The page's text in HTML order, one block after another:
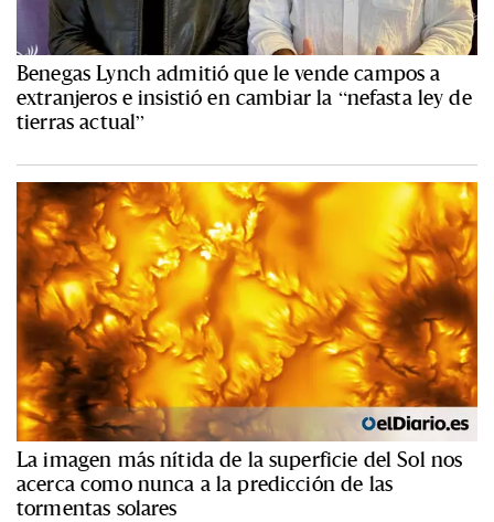
Benegas Lynch admitió que le vende campos a
extranjeros e insistió en cambiar la “nefasta ley de
tierras actual”
La imagen más nítida de la superficie del Sol nos
acerca como nunca a la predicción de las
tormentas solares